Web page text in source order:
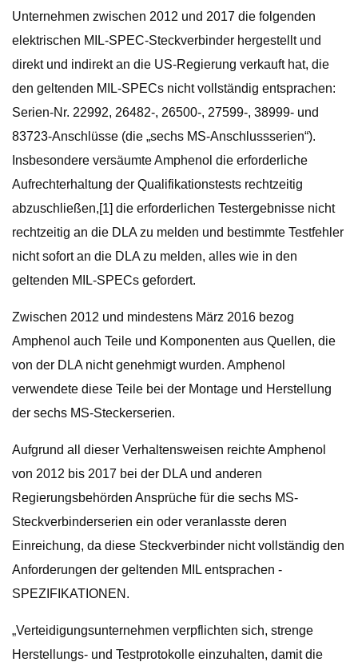
Unternehmen zwischen 2012 und 2017 die folgenden
elektrischen MIL-SPEC-Steckverbinder hergestellt und
direkt und indirekt an die US-Regierung verkauft hat, die
den geltenden MIL-SPECs nicht vollständig entsprachen:
Serien-Nr. 22992, 26482-, 26500-, 27599-, 38999- und
83723-Anschlüsse (die „sechs MS-Anschlussserien“).
Insbesondere versäumte Amphenol die erforderliche
Aufrechterhaltung der Qualifikationstests rechtzeitig
abzuschließen,[1] die erforderlichen Testergebnisse nicht
rechtzeitig an die DLA zu melden und bestimmte Testfehler
nicht sofort an die DLA zu melden, alles wie in den
geltenden MIL-SPECs gefordert.
Zwischen 2012 und mindestens März 2016 bezog
Amphenol auch Teile und Komponenten aus Quellen, die
von der DLA nicht genehmigt wurden. Amphenol
verwendete diese Teile bei der Montage und Herstellung
der sechs MS-Steckerserien.
Aufgrund all dieser Verhaltensweisen reichte Amphenol
von 2012 bis 2017 bei der DLA und anderen
Regierungsbehörden Ansprüche für die sechs MS-
Steckverbinderserien ein oder veranlasste deren
Einreichung, da diese Steckverbinder nicht vollständig den
Anforderungen der geltenden MIL entsprachen -
SPEZIFIKATIONEN.
„Verteidigungsunternehmen verpflichten sich, strenge
Herstellungs- und Testprotokolle einzuhalten, damit die